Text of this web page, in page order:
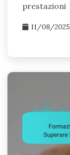
prestazioni
11/08/2025